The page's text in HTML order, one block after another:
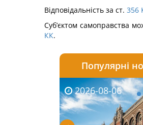
Відповідальність за ст. 356
Суб’єктом самоправства
КК.
Популярні
2026-08-06
2026-08-03